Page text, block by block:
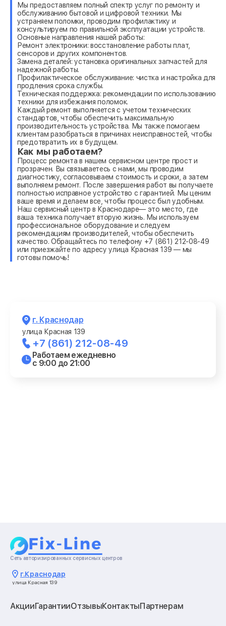
Мы предоставляем полный спектр услуг по ремонту и
обслуживанию бытовой и цифровой техники. Мы
устраняем поломки, проводим профилактику и
консультируем по правильной эксплуатации устройств.
Основные направления нашей работы:
Ремонт электроники: восстановление работы плат,
сенсоров и других компонентов.
Замена деталей: установка оригинальных запчастей для
надежной работы.
Профилактическое обслуживание: чистка и настройка для
продления срока службы.
Техническая поддержка: рекомендации по использованию
техники для избежания поломок.
Каждый ремонт выполняется с учетом технических
стандартов, чтобы обеспечить максимальную
производительность устройства. Мы также помогаем
клиентам разобраться в причинах неисправностей, чтобы
предотвратить их в будущем.
Как мы работаем?
Процесс ремонта в нашем сервисном центре прост и
прозрачен. Вы связываетесь с нами, мы проводим
диагностику, согласовываем стоимость и сроки, а затем
выполняем ремонт. После завершения работ вы получаете
полностью исправное устройство с гарантией. Мы ценим
ваше время и делаем все, чтобы процесс был удобным.
Наш сервисный центр в Краснодаре— это место, где
ваша техника получает вторую жизнь. Мы используем
профессиональное оборудование и следуем
рекомендациям производителей, чтобы обеспечить
качество. Обращайтесь по телефону +7 (861) 212-08-49
или приезжайте по адресу улица Красная 139 — мы
готовы помочь!
г. Краснодар
улица Красная 139
+7 (861) 212-08-49
Работаем ежедневно
с 9:00 до 21:00
Сеть авторизированных сервисных центров
г.Краснодар
улица Красная 139
АкцииГарантииОтзывыКонтактыПартнерам